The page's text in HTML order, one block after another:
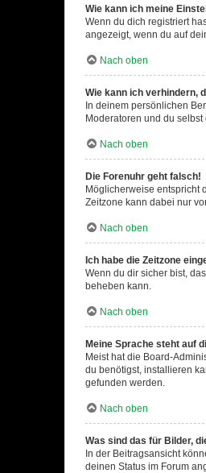
Wie kann ich meine
Wenn du dich registriert
angezeigt, wenn du auf
Nach oben
Wie kann ich verhindern,
In deinem persönlichen
Moderatoren und du
Nach oben
Die Forenuhr geht falsch!
Möglicherweise entspricht
Zeitzone kann dabei nur
Nach oben
Ich habe die Zeitzone
Wenn du dir sicher bist,
beheben kann.
Nach oben
Meine Sprache steht auf
Meist hat die Board-
du benötigst, installieren
gefunden werden.
Nach oben
Was sind das für Bilder,
In der Beitragsansicht
deinen Status im Forum